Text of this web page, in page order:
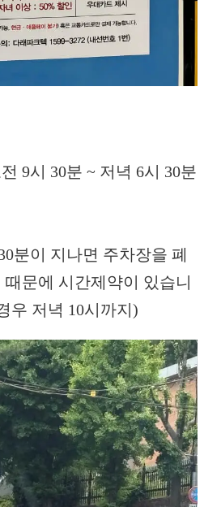
9시 30분 ~ 저녁 6시 30분
분이 지나면 주차장을 폐
문에 시간제약이 있습니
우 저녁 10시까지)